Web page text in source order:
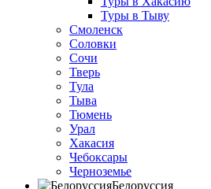
Туры в Тыву
Смоленск
Соловки
Сочи
Тверь
Тула
Тыва
Тюмень
Урал
Хакасия
Чебоксары
Черноземье
Белоруссия